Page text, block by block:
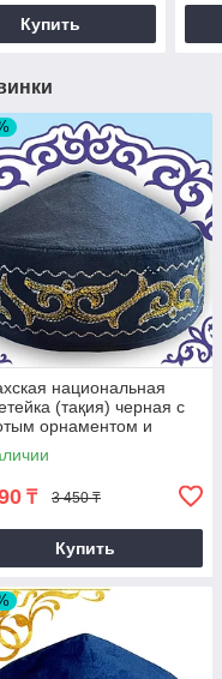
Купить
национальная
(тақия) черная с
орнаментом и
строчкой
₸ 3 450 ₸
Купить